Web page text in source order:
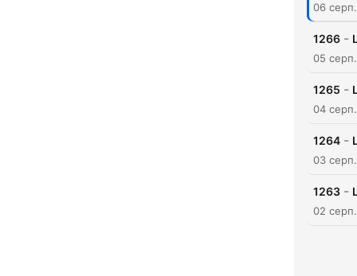
06
1266 -
05
1265 -
04
1264 -
03
1263 -
02